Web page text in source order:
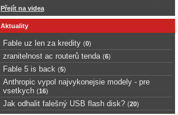
Přejít na videa
Aktuality
Fable uz len za kredity (0)
zranitelnost ac routerů tenda (6)
Fable 5 is back (5)
Anthropic vypol najvykonejsie modely - pre
vsetkych (16)
Jak odhalit falešný USB flash disk? (20)